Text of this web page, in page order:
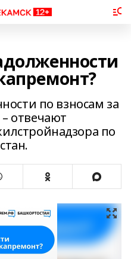
по взносам за
отвечают
по